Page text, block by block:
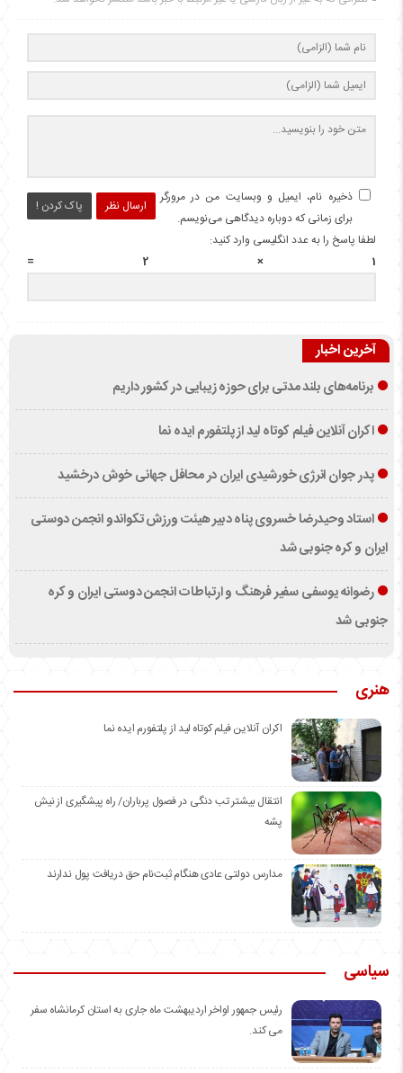
ارسال نظر پاک کردن !
ذخیره نام، ایمیل و وبسایت من در مرورگر
برای زمانی که دوباره دیدگاهی می‌نویسم.
لطفا پاسخ را به عدد انگلیسی وارد کنید:
1 × 2 =
آخرین اخبار
برنامه‌های بلند مدتی برای حوزه زیبایی در کشور داریم
اکران آنلاین فیلم کوتاه لید از پلتفورم ایده نما
پدر جوان انرژی خورشیدی ایران در محافل جهانی خوش درخشید
استاد وحیدرضا خسروی پناه دبیر هیئت ورزش تکواندو انجمن دوستی
ایران و کره جنوبی شد
رضوانه یوسفی سفیر فرهنگ و ارتباطات انجمن دوستی ایران و کره
جنوبی شد
هنری
اکران آنلاین فیلم کوتاه لید از پلتفورم ایده نما
انتقال بیشتر تب دنگی در فصول پرباران/ راه پیشگیری از نیش
پشه
مدارس دولتی عادی هنگام ثبت‌نام حق دریافت پول ندارند
سیاسی
رئیس جمهور اواخر اردیبهشت ماه جاری به استان کرمانشاه سفر
می کند.